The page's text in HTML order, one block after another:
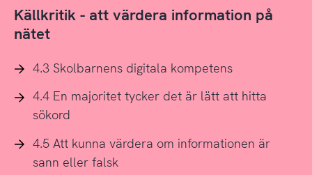
Källkritik - att värdera information på
nätet
4.3 Skolbarnens digitala kompetens
4.4 En majoritet tycker det är lätt att hitta
sökord
4.5 Att kunna värdera om informationen är
sann eller falsk